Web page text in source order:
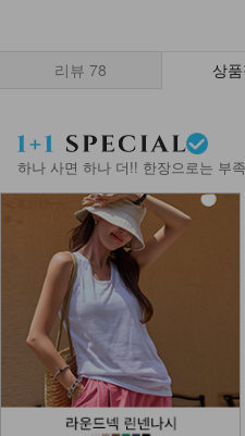
리뷰 78 상
하나 사면 하나 더!! 한장으로는 부